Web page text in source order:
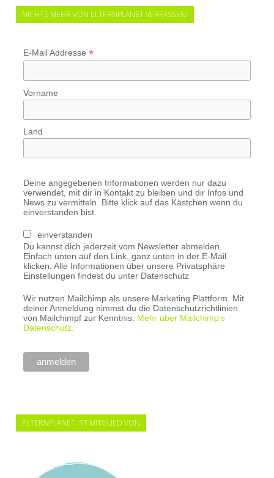
NICHTS MEHR VON ELTERNPLANET VERPASSEN!
E-Mail Addresse *
Vorname
Land
Deine angegebenen Informationen werden nur dazu
verwendet, mit dir in Kontakt zu bleiben und dir Infos und
News zu vermitteln. Bitte klick auf das Kästchen wenn du
einverstanden bist.
einverstanden
Du kannst dich jederzeit vom Newsletter abmelden.
Einfach unten auf den Link, ganz unten in der E-Mail
klicken. Alle Informationen über unsere Privatsphäre
Einstellungen findest du unter Datenschutz
Wir nutzen Mailchimp als unsere Marketing Plattform. Mit
deiner Anmeldung nimmst du die Datenschutzrichtlinien
von Mailchimpf zur Kenntnis. Mehr über Mailchimp's
Datenschutz.
ELTERNPLANET IST MITGLIED VON